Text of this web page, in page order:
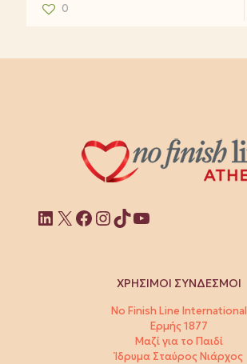
0
Linkedin
X Facebook
Instagram
TikTok
YouTube
ΧΡΗΣΙΜΟΙ ΣΥΝΔΕΣΜΟΙ
No Finish Line International
Ερμής 1877
Μαζί για το Παιδί
Ίδρυμα Σταύρος Νιάρχος